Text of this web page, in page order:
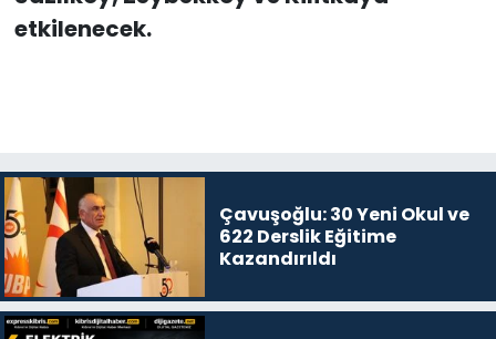
etkilenecek.
Çavuşoğlu: 30 Yeni Okul ve
622 Derslik Eğitime
Kazandırıldı
Video Galeri